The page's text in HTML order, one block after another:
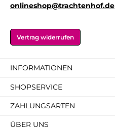
onlineshop@trachtenhof.de
Vertrag widerrufen
INFORMATIONEN
SHOPSERVICE
ZAHLUNGSARTEN
ÜBER UNS